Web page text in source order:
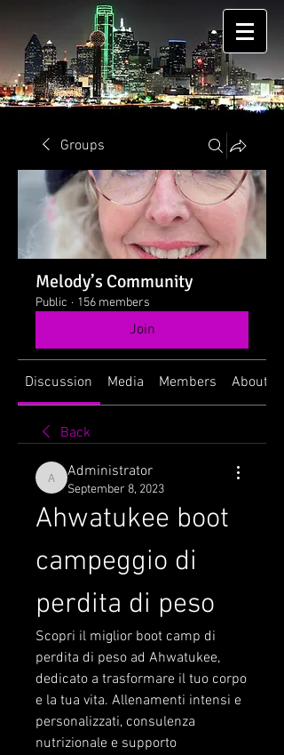
Groups
Melody’s Community
Public · 156 members
Join
Discussion Media Members About
Back
Administrator
Administrator
September 8, 2023
Ahwatukee boot
campeggio di
perdita di peso
Scopri il miglior boot camp di
perdita di peso ad Ahwatukee,
dedicato a trasformare il tuo corpo
e la tua vita. Allenamenti intensi e
personalizzati, consulenza
nutrizionale e supporto